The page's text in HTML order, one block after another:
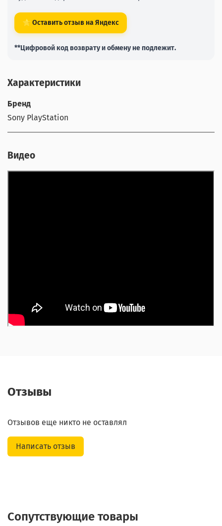
⭐ Оставить отзыв на Яндекс
**Цифровой код возврату и обмену не подлежит.
Характеристики
Бренд
Sony PlayStation
Видео
Отзывы
Отзывов еще никто не оставлял
Написать отзыв
Сопутствующие товары